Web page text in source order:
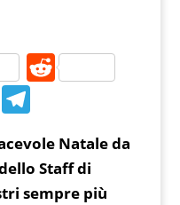
R
di
t
T
el
e
gr
Natale da
Staff di
sempre più